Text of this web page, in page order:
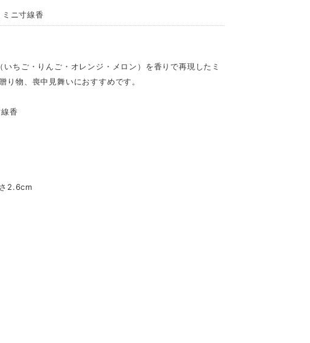
ニ寸線香
ちご・りんご・オレンジ・メロン）を香りで再現したミ
り物、喪中見舞いにおすすめです。
香
2.6cm